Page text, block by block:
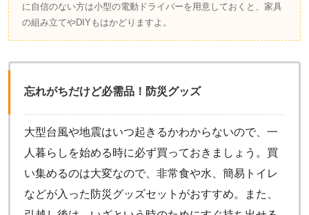
に自信のない方は小型の電動ドライバーを用意しておくと、家具
の組み立てやDIYもはかどりますよ。
忘れがちだけど必需品！防災グッズ
大型台風や地震はいつ起きるかわからないので、一
人暮らしを始める時に必ず買っておきましょう。買
い集めるのは大変なので、非常食や水、簡易トイレ
などが入った防災グッズセットがおすすめ。また、